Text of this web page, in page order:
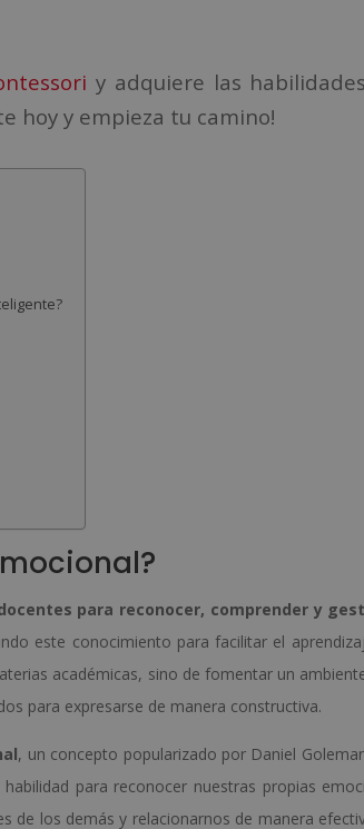
y adquiere las
hoy y empieza tu camino!
para reconocer, comprender y
este conocimiento para facilitar el
académicas, sino de fomentar un
para expresarse de manera constructiva.
, un concepto popularizado por Daniel
para reconocer nuestras propias
de los demás y relacionarnos de manera